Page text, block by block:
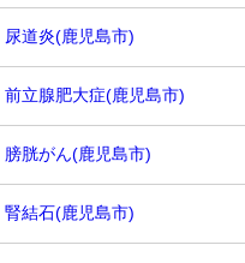
尿道炎(鹿児島市)
前立腺肥大症(鹿児島市)
膀胱がん(鹿児島市)
腎結石(鹿児島市)